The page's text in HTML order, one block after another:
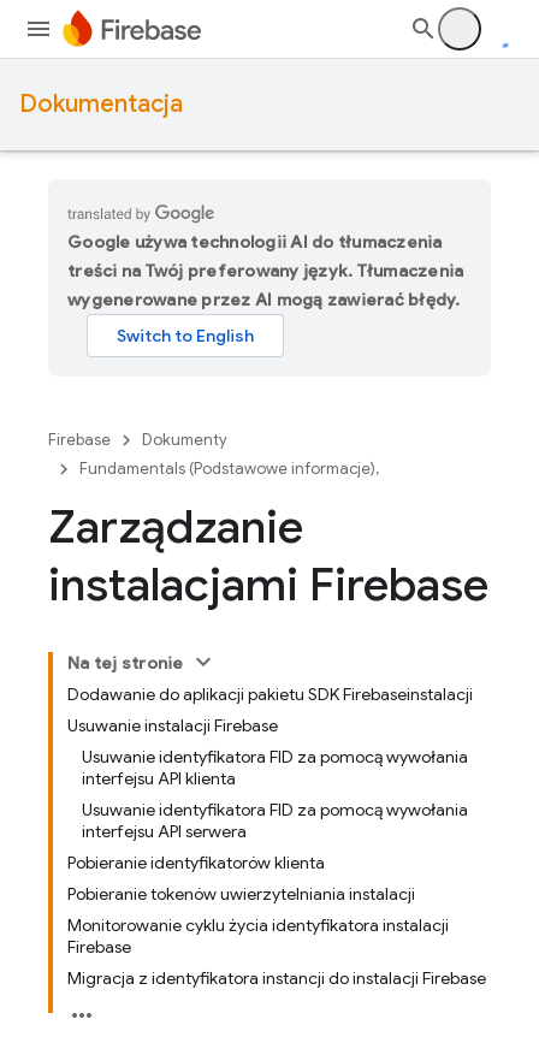
Dokumentacja
Google używa technologii AI do tłumaczenia
treści na Twój preferowany język. Tłumaczenia
wygenerowane przez AI mogą zawierać błędy.
Firebase
Dokumenty
Fundamentals (Podstawowe informacje),
Zarządzanie
instalacjami Firebase
Na tej stronie
Dodawanie do aplikacji pakietu SDK Firebaseinstalacji
Usuwanie instalacji Firebase
Usuwanie identyfikatora FID za pomocą wywołania
interfejsu API klienta
Usuwanie identyfikatora FID za pomocą wywołania
interfejsu API serwera
Pobieranie identyfikatorów klienta
Pobieranie tokenów uwierzytelniania instalacji
Monitorowanie cyklu życia identyfikatora instalacji
Firebase
Migracja z identyfikatora instancji do instalacji Firebase